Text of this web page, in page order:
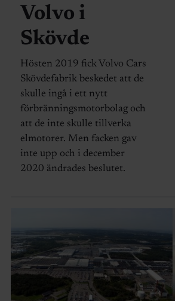
Volvo i
Skövde
Hösten 2019 fick Volvo Cars
Skövdefabrik beskedet att de
skulle ingå i ett nytt
förbränningsmotorbolag och
att de inte skulle tillverka
elmotorer. Men facken gav
inte upp och i december
2020 ändrades beslutet.